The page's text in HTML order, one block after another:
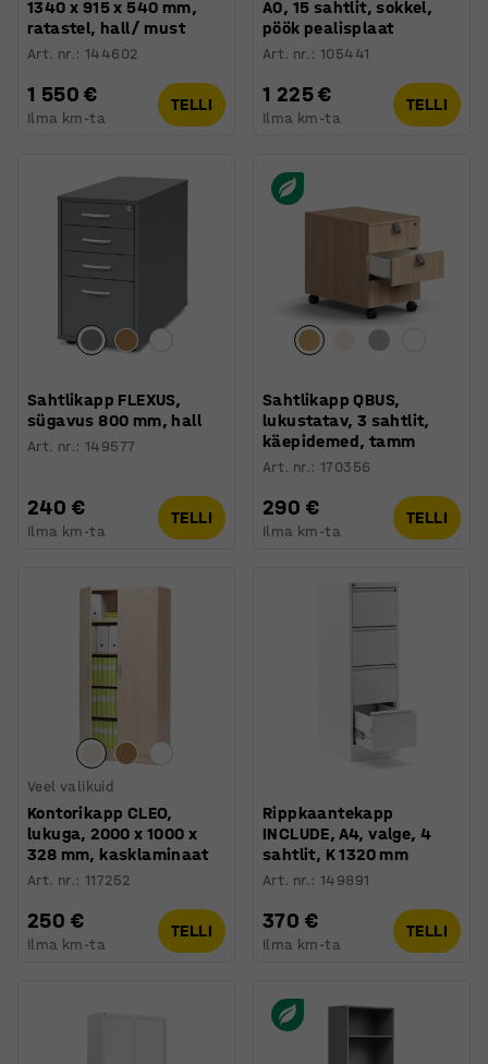
1340 x 915 x 540 mm,
ratastel, hall/ must
Art. nr.:144602
1 550 €
Ilma km-ta
TELLI
A0, 15 sahtlit, sokkel,
pöök pealisplaat
Art. nr.:105441
1 225 €
Ilma km-ta
TELLI
Sahtlikapp FLEXUS,
sügavus 800 mm, hall
Art. nr.:149577
240 €
Ilma km-ta
TELLI
Sahtlikapp QBUS,
lukustatav, 3 sahtlit,
käepidemed, tamm
Art. nr.:170356
290 €
Ilma km-ta
TELLI
Veel valikuid
Kontorikapp CLEO,
lukuga, 2000 x 1000 x
328 mm, kasklaminaat
Art. nr.:117252
250 €
Ilma km-ta
TELLI
Rippkaantekapp
INCLUDE, A4, valge, 4
sahtlit, K 1320 mm
Art. nr.:149891
370 €
Ilma km-ta
TELLI